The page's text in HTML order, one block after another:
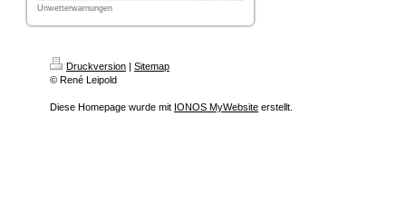
Unwetterwarnungen
Druckversion
Sitemap
© René Leipold
Diese Homepage wurde mit IONOS MyWebsite erstellt.